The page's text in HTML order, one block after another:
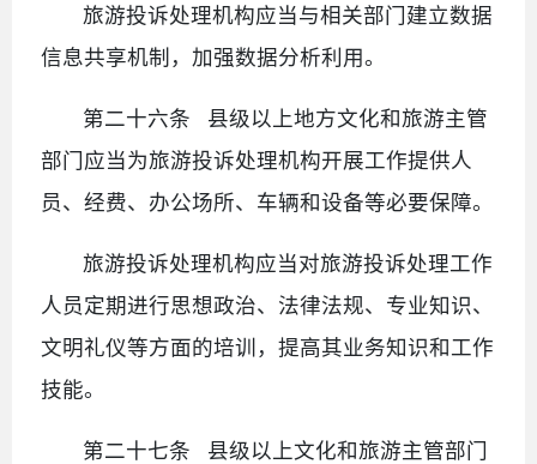
旅游投诉处理机构应当与相关部门建立数据
信息共享机制，加强数据分析利用。
第二十六条 县级以上地方文化和旅游主管
部门应当为旅游投诉处理机构开展工作提供人
员、经费、办公场所、车辆和设备等必要保障。
旅游投诉处理机构应当对旅游投诉处理工作
人员定期进行思想政治、法律法规、专业知识、
文明礼仪等方面的培训，提高其业务知识和工作
技能。
第二十七条 县级以上文化和旅游主管部门